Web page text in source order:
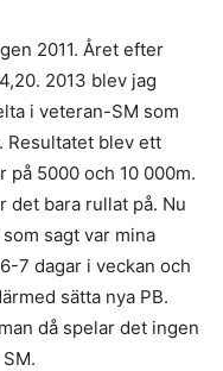
2011. Året efter
2013 blev jag
i veteran-SM som
Resultatet blev ett
på 5000 och 10 000m.
det bara rullat på. Nu
sagt var mina
7 dagar i veckan och
sätta nya PB.
då spelar det ingen